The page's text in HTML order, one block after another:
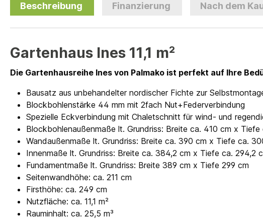
Beschreibung Finanzierung Nach dem
Gartenhaus Ines 11,1 m²
Die Gartenhausreihe Ines von Palmako ist perfekt auf Ihre
Bausatz aus unbehandelter nordischer Fichte zur
Blockbohlenstärke 44 mm mit 2fach Nut+Federverbindung
Spezielle Eckverbindung mit Chaletschnitt für wind- und
Blockbohlenaußenmaße lt. Grundriss: Breite ca. 410 cm x
Wandaußenmaße lt. Grundriss: Breite ca. 390 cm x Tiefe ca.
Innenmaße lt. Grundriss: Breite ca. 384,2 cm x Tiefe ca. 294,2
Fundamentmaße lt. Grundriss: Breite 389 cm x Tiefe 299 cm
Seitenwandhöhe: ca. 211 cm
Firsthöhe: ca. 249 cm
Nutzfläche: ca. 11,1 m²
Rauminhalt: ca. 25,5 m³